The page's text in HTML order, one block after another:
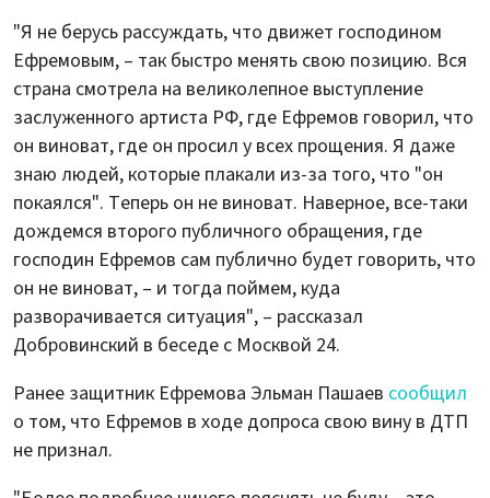
"Я не берусь рассуждать, что движет господином
Ефремовым, – так быстро менять свою позицию. Вся
страна смотрела на великолепное выступление
заслуженного артиста РФ, где Ефремов говорил, что
он виноват, где он просил у всех прощения. Я даже
знаю людей, которые плакали из-за того, что "он
покаялся". Теперь он не виноват. Наверное, все-таки
дождемся второго публичного обращения, где
господин Ефремов сам публично будет говорить, что
он не виноват, – и тогда поймем, куда
разворачивается ситуация", – рассказал
Добровинский в беседе с Москвой 24.
Ранее защитник Ефремова Эльман Пашаев сообщил
о том, что Ефремов в ходе допроса свою вину в ДТП
не признал.